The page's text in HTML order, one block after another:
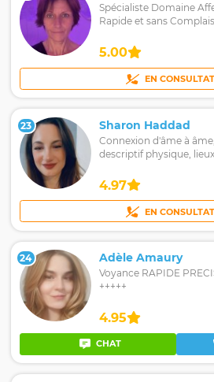
Spécialiste Domaine
Rapide et sans
5.00
EN
23 Sharon Haddad
Connexion d'âme à
descriptif physique, lieux
4.97
EN
24 Adèle Amaury
Voyance RAPIDE
+++++
4.95
CHAT